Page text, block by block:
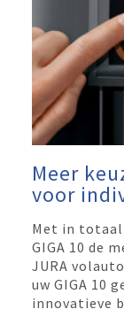
Meer
voor
Met in
GIGA 10 de
JURA
uw GIGA 10
innovatieve